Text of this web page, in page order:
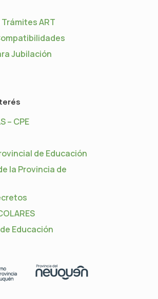
ART
Jubilación
– CPE
de Educación
la Provincia de
Educación